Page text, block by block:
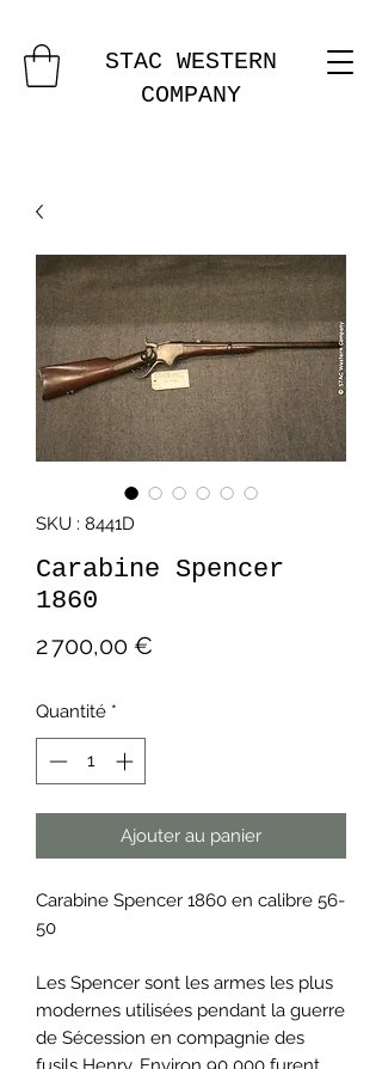
STAC WESTERN
COMPANY
SKU : 8441D
Carabine Spencer
1860
2 700,00 €
Quantité *
Ajouter au panier
Carabine Spencer 1860 en calibre 56-
50
Les Spencer sont les armes les plus
modernes utilisées pendant la guerre
de Sécession en compagnie des